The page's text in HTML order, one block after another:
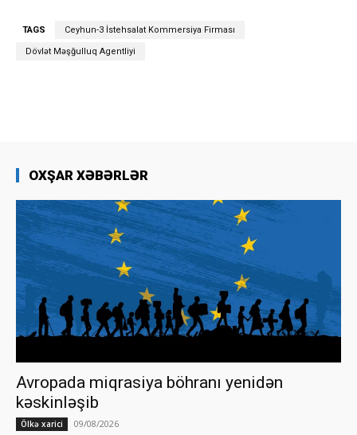
TAGS Ceyhun-3 İstehsalat Kommersiya Firması
Dövlət Məşğulluq Agentliyi
OXŞAR XƏBƏRLƏR
Avropada miqrasiya böhranı yenidən
kəskinləşib
Ölkə xarici 09/08/2026